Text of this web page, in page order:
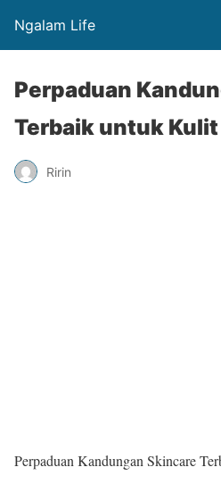
Ngalam Life
Perpaduan
Terbaik untuk
Ririn
Perpaduan Kandungan Skincare